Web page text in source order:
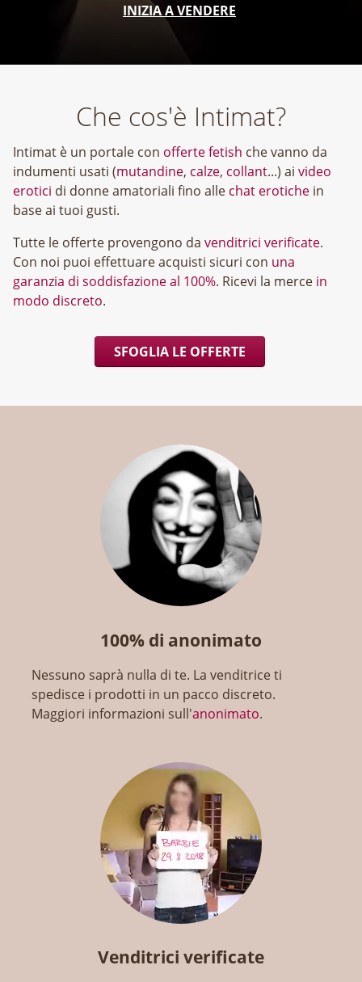
INIZIA A VENDERE
Che cos'è Intimat?
Intimat è un portale con offerte fetish che vanno da
indumenti usati (mutandine, calze, collant...) ai video
erotici di donne amatoriali fino alle chat erotiche in
base ai tuoi gusti.
Tutte le offerte provengono da venditrici verificate.
Con noi puoi effettuare acquisti sicuri con una
garanzia di soddisfazione al 100%. Ricevi la merce in
modo discreto.
SFOGLIA LE OFFERTE
100% di anonimato
Nessuno saprà nulla di te. La venditrice ti
spedisce i prodotti in un pacco discreto.
Maggiori informazioni sull'anonimato.
Venditrici verificate